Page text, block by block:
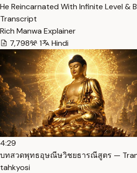
He Reincarnated With Infinite Level &
Transcript
Rich Manwa Explainer
7,798
1 Hindi
4:29
บทสวดพุทธอุษณีษวิชยธารณีสูตร —
tahkyosi